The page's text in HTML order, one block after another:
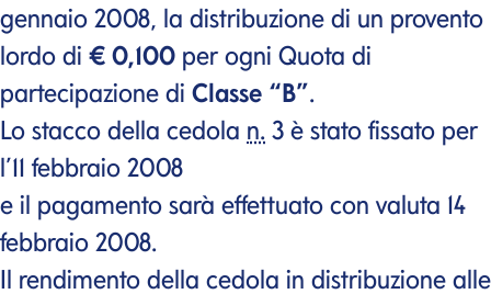
gennaio 2008, la distribuzione di un provento
lordo di € 0,100 per ogni Quota di
partecipazione di Classe “B”.
Lo stacco della cedola n. 3 è stato fissato per
l’11 febbraio 2008
e il pagamento sarà effettuato con valuta 14
febbraio 2008.
Il rendimento della cedola in distribuzione alle